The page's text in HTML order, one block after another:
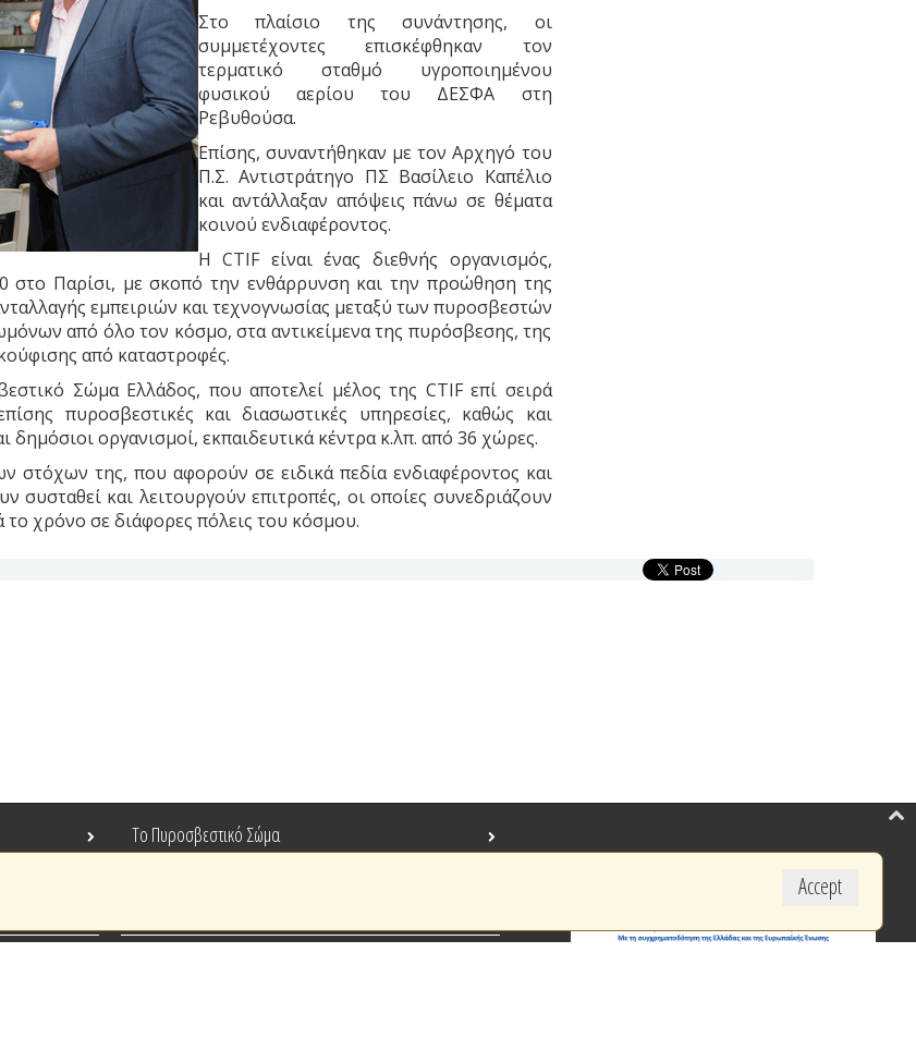
Στο πλαίσιο της συνάντησης, οι
συμμετέχοντες επισκέφθηκαν τον
τερματικό σταθμό υγροποιημένου
φυσικού αερίου του ΔΕΣΦΑ στη
Ρεβυθούσα.
Επίσης, συναντήθηκαν με τον Αρχηγό του
Π.Σ. Αντιστράτηγο ΠΣ Βασίλειο Καπέλιο
και αντάλλαξαν απόψεις πάνω σε θέματα
κοινού ενδιαφέροντος.
Η CTIF είναι ένας διεθνής οργανισμός,
στο Παρίσι, με σκοπό την ενθάρρυνση και την προώθηση της
εμπειριών και τεχνογνωσίας μεταξύ των πυροσβεστών
από όλο τον κόσμο, στα αντικείμενα της πυρόσβεσης, της
από καταστροφές.
Σώμα Ελλάδος, που αποτελεί μέλος της CTIF επί σειρά
πυροσβεστικές και διασωστικές υπηρεσίες, καθώς και
δημόσιοι οργανισμοί, εκπαιδευτικά κέντρα κ.λπ. από 36 χώρες.
στόχων της, που αφορούν σε ειδικά πεδία ενδιαφέροντος και
συσταθεί και λειτουργούν επιτροπές, οι οποίες συνεδριάζουν
το χρόνο σε διάφορες πόλεις του κόσμου.
Accept
Το Πυροσβεστικό Σώμα